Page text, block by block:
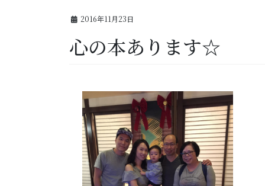
2016年11月23日
心の本あります☆